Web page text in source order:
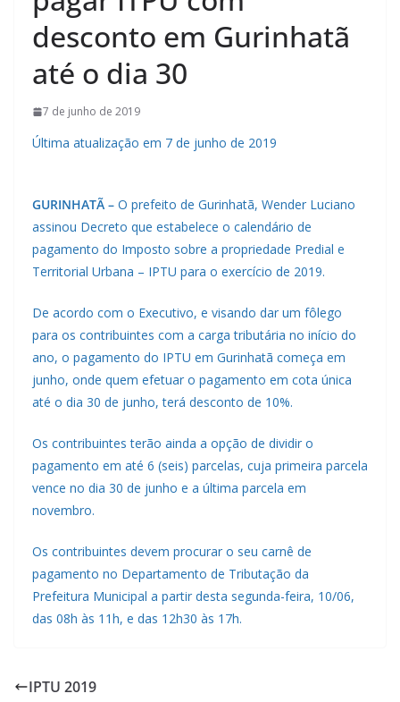
desconto em Gurinhatã
até o dia 30
7 de junho de 2019
Última atualização em 7 de junho de 2019
GURINHATÃ – O prefeito de Gurinhatã, Wender Luciano
assinou Decreto que estabelece o calendário de
pagamento do Imposto sobre a propriedade Predial e
Territorial Urbana – IPTU para o exercício de 2019.
De acordo com o Executivo, e visando dar um fôlego
para os contribuintes com a carga tributária no início do
ano, o pagamento do IPTU em Gurinhatã começa em
junho, onde quem efetuar o pagamento em cota única
até o dia 30 de junho, terá desconto de 10%.
Os contribuintes terão ainda a opção de dividir o
pagamento em até 6 (seis) parcelas, cuja primeira parcela
vence no dia 30 de junho e a última parcela em
novembro.
Os contribuintes devem procurar o seu carnê de
pagamento no Departamento de Tributação da
Prefeitura Municipal a partir desta segunda-feira, 10/06,
das 08h às 11h, e das 12h30 às 17h.
IPTU 2019